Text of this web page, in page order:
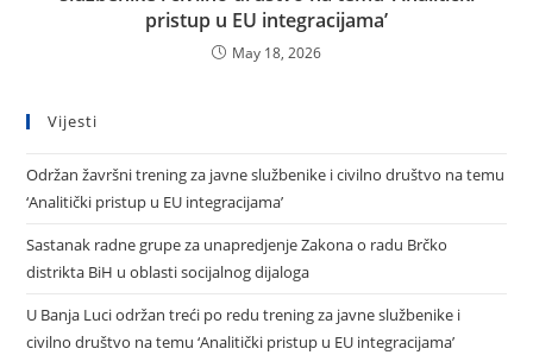
pristup u EU integracijama’
May 18, 2026
Vijesti
Održan žavršni trening za javne službenike i civilno društvo na temu
‘Analitički pristup u EU integracijama’
Sastanak radne grupe za unapredjenje Zakona o radu Brčko
distrikta BiH u oblasti socijalnog dijaloga
U Banja Luci održan treći po redu trening za javne službenike i
civilno društvo na temu ‘Analitički pristup u EU integracijama’